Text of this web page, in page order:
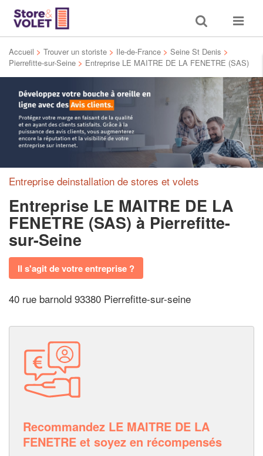
Toggle
search
Toggle
Accueil > Trouver un storiste > Ile-de-France > Seine St Denis >
Pierrefitte-sur-Seine > Entreprise LE MAITRE DE LA FENETRE (SAS)
Entreprise deinstallation de stores et volets
Entreprise LE MAITRE DE LA
FENETRE (SAS) à Pierrefitte-
sur-Seine
Il s'agit de votre entreprise ?
40 rue barnold 93380 Pierrefitte-sur-seine
Recommandez LE MAITRE DE LA
FENETRE et soyez en récompensés